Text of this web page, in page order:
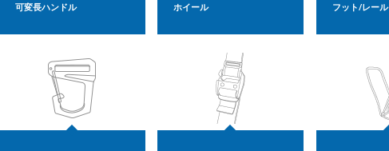
可変長ハンドル ホイール フット/レール